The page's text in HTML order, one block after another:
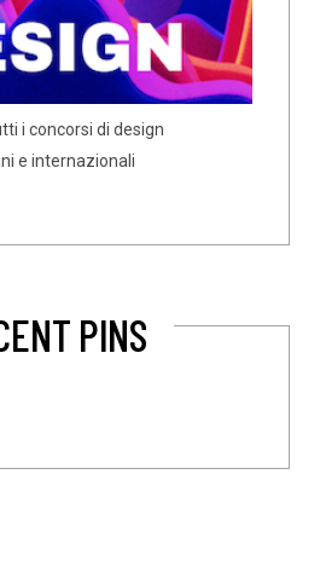
i concorsi di design
e internazionali
PINS